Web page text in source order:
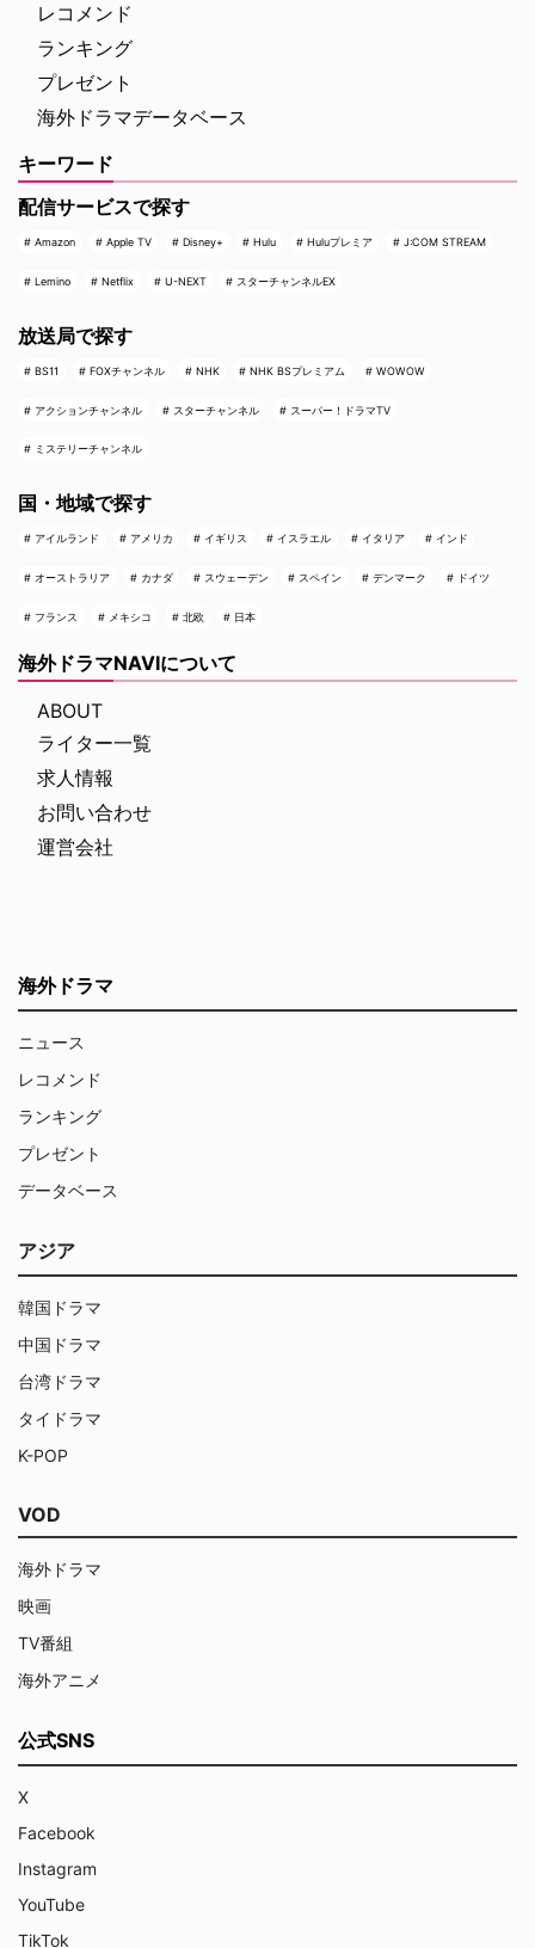
レコメンド
ランキング
プレゼント
海外ドラマデータベース
キーワード
配信サービスで探す
Amazon Apple TV Disney+ Hulu Huluプレミア J:COM STREAM
Lemino Netflix U-NEXT スターチャンネルEX
放送局で探す
BS11 FOXチャンネル NHK NHK BSプレミアム WOWOW
アクションチャンネル スターチャンネル スーパー！ドラマTV
ミステリーチャンネル
国・地域で探す
アイルランド アメリカ イギリス イスラエル イタリア インド
オーストラリア カナダ スウェーデン スペイン デンマーク ドイツ
フランス メキシコ 北欧 日本
海外ドラマNAVIについて
ABOUT
ライター一覧
求人情報
お問い合わせ
運営会社
海外ドラマ
ニュース
レコメンド
ランキング
プレゼント
データベース
アジア
韓国ドラマ
中国ドラマ
台湾ドラマ
タイドラマ
K-POP
VOD
海外ドラマ
映画
TV番組
海外アニメ
公式SNS
X
Facebook
Instagram
YouTube
TikTok